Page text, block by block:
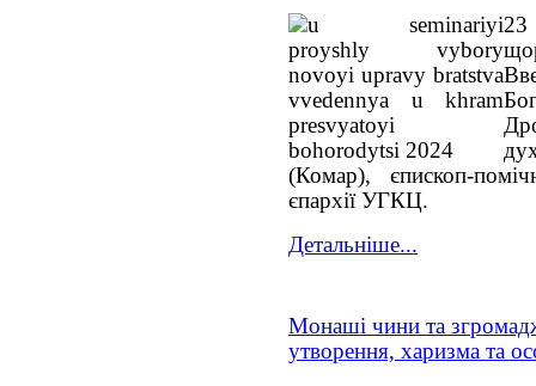
23
(Комар), єпископ-
єпархії УГКЦ.
Детальніше...
Монаші чини та
утворення, харизма та